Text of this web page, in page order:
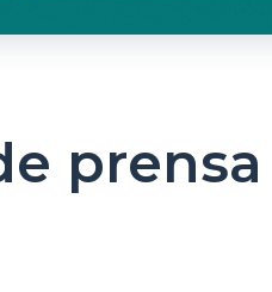
prensa